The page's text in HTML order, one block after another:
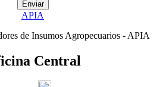
APIA
de Insumos Agropecuarios - APIA
Central